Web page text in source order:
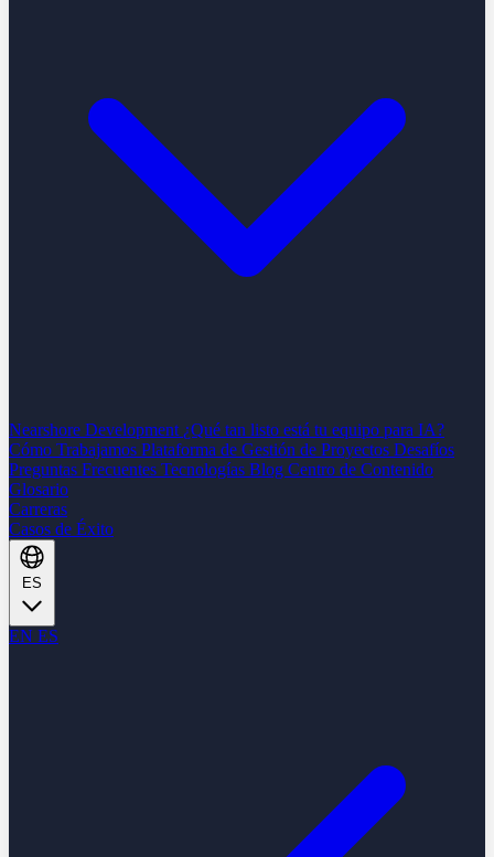
Nearshore Development ¿Qué tan listo está tu equipo para IA?
Cómo Trabajamos Plataforma de Gestión de Proyectos Desafíos
Preguntas Frecuentes Tecnologías Blog Centro de Contenido
Glosario
Carreras
Casos de Éxito
EN ES